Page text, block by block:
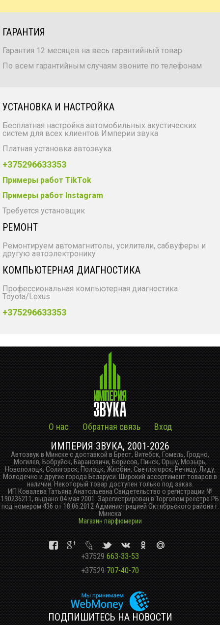
ГАРАНТИЯ
Гарантия 12 месяцев на весь гарантийный товар
По всем гарантийным случаям звоните по телефонам
УСТАНОВКА И НАСТРОЙКА
Бесплатная настройка автомобильных акустических
систем для всех клиентов Империи звука
Платная установка автозвука
+375296633353
Примеры работ TikTok
Примеры работ Instagram
Требуется установщик
РЕМОНТ
Ремонтируем автомагнитолы, усилители, сабвуферы и
другую автоэлектронику
КОМПЬЮТЕРНАЯ ДИАГНОСТИКА
Профессиональная компьютерная диагностика
Toyota/Lexus
+375296633353
О нас Обратная связь Вход
ИМПЕРИЯ ЗВУКА, 2001-2026
Автозвук в Минске с доставкой в Брест, Витебск, Гомель, Гродно,
Могилев, Бобруйск, Барановичи, Борисов, Пинск, Оршу, Мозырь,
Новополоцк, Солигорск, Полоцк, Жлобин, Светлогорск, Речицу, Лиду,
Молодечно и другие города Беларуси. Широкий ассортимент товаров в
наличии. Некоторый товар доступен только под заказ.
ИП Ковалева Татьяна Анатольевна Свидетельство о регистрации №
190236211, выдано 04 мая 2001. Зарегистрирован в Торговом реестре РБ
под номером 436 от 18.06.2012 Администрацией Октябрьского района г.
Минска
Магазин парфюмерии
+37529 663-33-53
+37529 707-40-70
ПОДПИШИТЕСЬ НА НОВОСТИ